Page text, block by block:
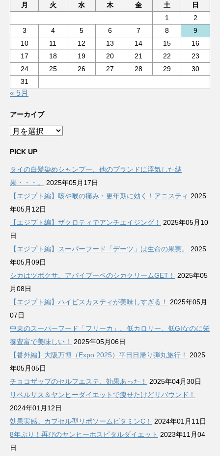
月
火 水 木 金 土
日
1
2
3
4 5 6 7 8
9
10
11 12 13 14 15
16
17
18 19 20 21 22
23
24
25 26 27 28 29
30
31
« 5月
アーカイブ
ア
カ
ブ
PICK UP
タイの白髪染めシャンプー、他のブランドに浮気した結
果・・・。
2025年05月17日
【エジプト編】咳や喉の痛み・更年期に効く！アニスティ 2025
年05月12日
【エジプト編】ザクロティでアンチエイジング！
2025年05月10
日
【エジプト編】スーパーフード「デーツ」は生命の果実。
2025
年05月09日
シカはツボクサ。アバイブーベのシカクリームGET！
2025年05
月08日
【エジプト編】ハイビスカスティが美味しすぎる！
2025年05月
07日
中東のスーパーフード「フリーカ」。低カロリー、低GIなのに栄
養豊富で美味しい！
2025年05月06日
【番外編】大阪万博（Expo 2025）平日日帰り弾丸旅行！
2025
年05月05日
チョコザップのセルフエステ、効果あった！
2025年04月30日
リベルサス＆ヤンヒーダイエットで痩せたけどリバウンド！
2024年01月12日
効果実感。カプセル型リポソームビタミンC！
2024年01月11日
8年ぶり！再びのヤンヒーホスピタルダイエット 2023年11月04
日